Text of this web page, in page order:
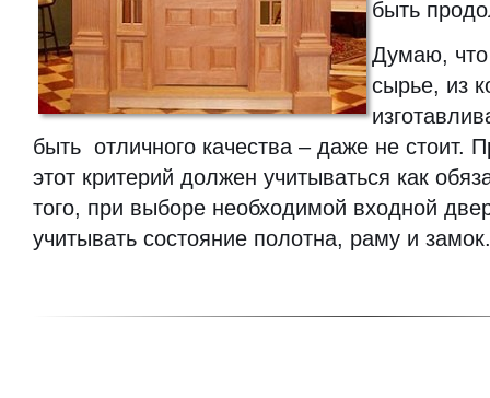
быть
Думаю, что
сырье, из
быть отличного качества – даже не стоит.
этот критерий должен учитываться как
того, при выборе необходимой входной
учитывать состояние полотна, раму и